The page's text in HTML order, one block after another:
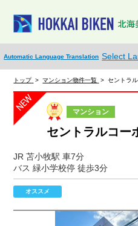
Automatic Language Translation Select
トップ > マンション物件一覧 > セントラ
マンション
セントラルコ
JR 苫小牧駅 車7分
バス 緑小学校停 徒歩3分
オススメ